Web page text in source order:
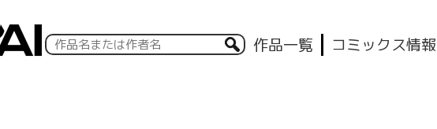
作品一覧 コミックス情報